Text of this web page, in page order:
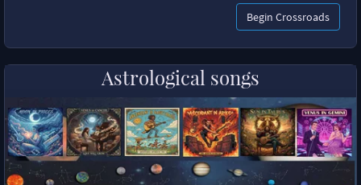
Begin Crossroads
Astrological songs